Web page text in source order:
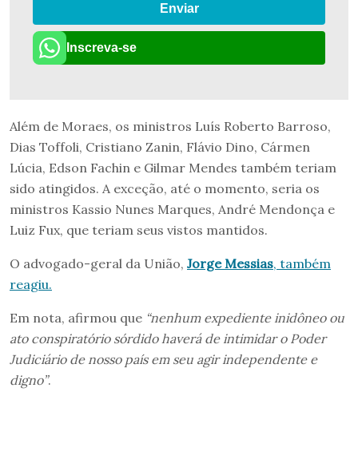
Enviar
Inscreva-se
Além de Moraes, os ministros Luís Roberto Barroso,
Dias Toffoli, Cristiano Zanin, Flávio Dino, Cármen
Lúcia, Edson Fachin e Gilmar Mendes também teriam
sido atingidos. A exceção, até o momento, seria os
ministros Kassio Nunes Marques, André Mendonça e
Luiz Fux, que teriam seus vistos mantidos.
O advogado-geral da União, Jorge Messias, também
reagiu.
Em nota, afirmou que “nenhum expediente inidôneo ou
ato conspiratório sórdido haverá de intimidar o Poder
Judiciário de nosso país em seu agir independente e
digno”.